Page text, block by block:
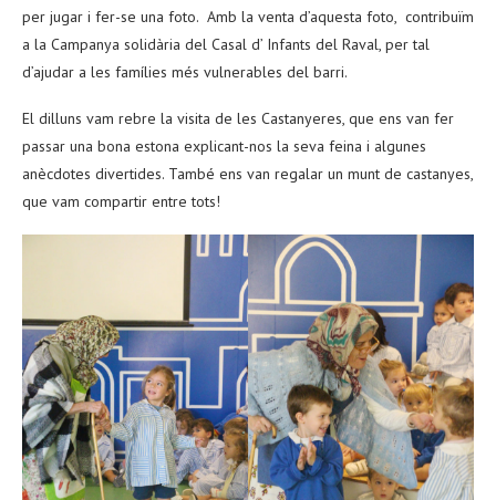
per jugar i fer-se una foto. Amb la venta d’aquesta foto, contribuïm
a la Campanya solidària del Casal d’ Infants del Raval, per tal
d’ajudar a les famílies més vulnerables del barri.
El dilluns vam rebre la visita de les Castanyeres, que ens van fer
passar una bona estona explicant-nos la seva feina i algunes
anècdotes divertides. També ens van regalar un munt de castanyes,
que vam compartir entre tots!